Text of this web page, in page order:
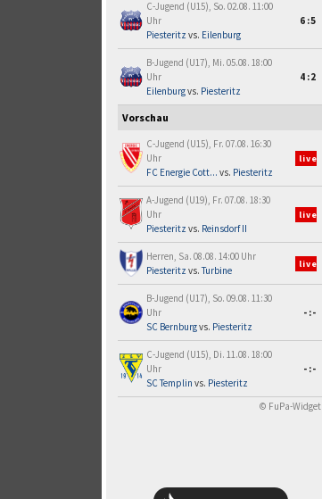
C-Jugend (U15), So. 02.08. 11:00
Uhr
Piesteritz vs. Eilenburg
6:5
B-Jugend (U17), Mi. 05.08. 18:00
Uhr
Eilenburgvs. Piesteritz
4:2
Vorschau
C-Jugend (U15), Fr. 07.08. 16:30
Uhr
FC Energie Cott... vs. Piesteritz
live
A-Jugend (U19), Fr. 07.08. 18:30
Uhr
Piesteritz vs. Reinsdorf II
live
Herren, Sa. 08.08. 14:00 Uhr
Piesteritz vs.Turbine
live
B-Jugend (U17), So. 09.08. 11:30
Uhr
SC Bernburgvs. Piesteritz
-:-
C-Jugend (U15), Di. 11.08. 18:00
Uhr
SC Templin vs. Piesteritz
-:-
© FuPa-Widget